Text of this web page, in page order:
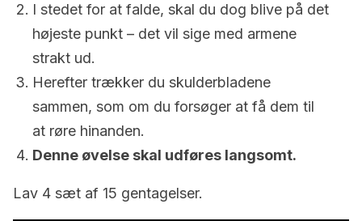
I stedet for at falde, skal du dog blive på det
højeste punkt – det vil sige med armene
strakt ud.
Herefter trækker du skulderbladene
sammen, som om du forsøger at få dem til
at røre hinanden.
Denne øvelse skal udføres langsomt.
Lav 4 sæt af 15 gentagelser.